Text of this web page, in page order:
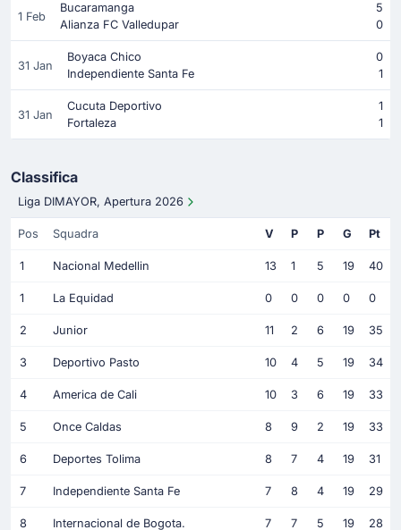
1 Feb
Bucaramanga
5
Alianza FC Valledupar
0
31 Jan
Boyaca Chico
0
Independiente Santa Fe
1
31 Jan
Cucuta Deportivo
1
Fortaleza
1
Classifica
Liga DIMAYOR, Apertura 2026
Pos Squadra V P P G Pt
1 Nacional Medellin 13 1 5 19 40
1 La Equidad 0 0 0 0 0
2 Junior 11 2 6 19 35
3 Deportivo Pasto 10 4 5 19 34
4 America de Cali 10 3 6 19 33
5 Once Caldas 8 9 2 19 33
6 Deportes Tolima 8 7 4 19 31
7 Independiente Santa Fe 7 8 4 19 29
8 Internacional de Bogota. 7 7 5 19 28